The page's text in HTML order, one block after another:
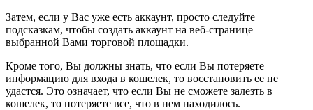
Затем, если у Вас уже есть аккаунт, просто следуйте
подсказкам, чтобы создать аккаунт на веб-странице
выбранной Вами торговой площадки.
Кроме того, Вы должны знать, что если Вы потеряете
информацию для входа в кошелек, то восстановить ее не
удастся. Это означает, что если Вы не сможете залезть в
кошелек, то потеряете все, что в нем находилось.